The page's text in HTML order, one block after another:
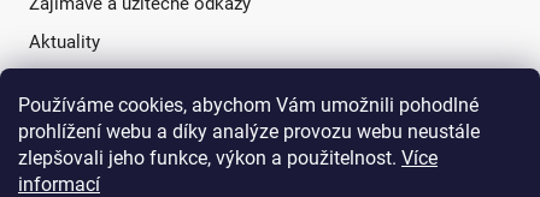
Používáme cookies, abychom Vám umožnili pohodlné
prohlížení webu a díky analýze provozu webu neustále
zlepšovali jeho funkce, výkon a použitelnost. Více
informací
Aktuality
Sociální sítě